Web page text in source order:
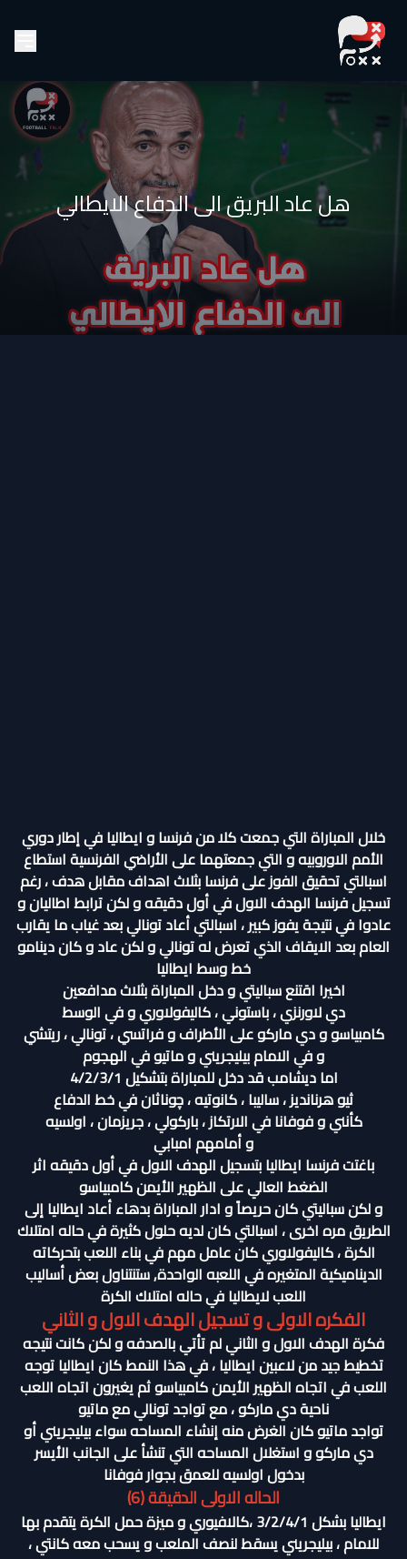
هل عاد البريق الى الدفاع الايطالي
خلال المباراة التي جمعت كلا من فرنسا و ايطاليا في إطار دوري
الأمم الاوروبيه و التي جمعتهما على الأراضي الفرنسية استطاع
اسبالتي تحقيق الفوز على فرنسا بثلاث اهداف مقابل هدف ، رغم
تسجيل فرنسا الهدف الاول في أول دقيقه و لكن ترابط اطاليان و
عادوا في نتيجة يفوز كبير ، اسبالتي أعاد تونالي بعد غياب ما يقارب
العام بعد الايقاف الذي تعرض له تونالي و لكن عاد و كان دينامو
خط وسط ايطاليا
اخيرا اقتنع سباليتي و دخل المباراة بثلاث مدافعين
دي لاورنزي ، باستوني ، كاليفولاوري و في الوسط
كامبياسو و دي ماركو على الأطراف و فراتسي ، تونالي ، ريتشي
و في الامام بيليجريني و ماتيو في الهجوم
اما ديشامب قد دخل للمباراة بتشكيل 4/2/3/1
ثيو هرنانديز ، ساليبا ، كانوتيه ، چوناثان في خط الدفاع
كأنني و فوفانا في الارتكاز ، باركولي ، جريزمان ، اولسيه
و أمامهم امبابي
باغتت فرنسا ايطاليا بتسجيل الهدف الاول في أول دقيقه اثر
الضغط العالي على الظهير الأيمن كامبياسو
و لكن سباليتي كان حريصاً و ادار المباراة بدهاء أعاد ايطاليا إلى
الطريق مره اخرى ، اسبالتي كان لديه حلول كثيرة في حاله امتلاك
الكرة ، كاليفولاوري كان عامل مهم في بناء اللعب بتحركاته
الديناميكية المتغيره في اللعبه الواحدة, ستنتناول بعض أساليب
اللعب لايطاليا في حاله امتلاك الكرة
الفكره الاولى و تسجيل الهدف الاول و الثاني
فكرة الهدف الاول و الثاني لم تأتي بالصدفه و لكن كانت نتيجه
تخطيط جيد من لاعبين ايطاليا ، في هذا النمط كان ايطاليا توجه
اللعب في اتجاه الظهير الأيمن كامبياسو ثم يغيرون اتجاه اللعب
ناحية دي ماركو ، مع تواجد تونالي مع ماتيو
تواجد ماتيو كان الغرض منه إنشاء المساحه سواء بيليجريني أو
دي ماركو و استغلال المساحه التي تنشأ على الجانب الأيسر
بدخول اولسيه للعمق بجوار فوفانا
الحاله الاولى الدقيقة (6)
ايطاليا بشكل 3/2/4/1 ،كالافيوري و ميزة حمل الكرة يتقدم بها
للامام ، بيليجريني يسقط لنصف الملعب و يسحب معه كانتي ،